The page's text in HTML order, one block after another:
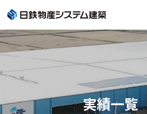
実績一覧